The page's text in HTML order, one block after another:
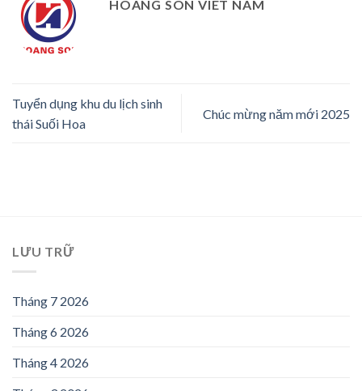
HOANG SON VIET NAM
Tuyển dụng khu du lịch sinh
thái Suối Hoa
Chúc mừng năm mới 2025
LƯU TRỮ
Tháng 7 2026
Tháng 6 2026
Tháng 4 2026